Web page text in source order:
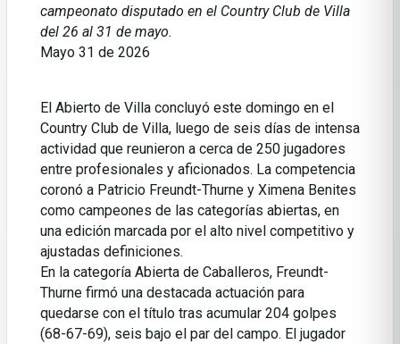
campeonato disputado en el Country Club de Villa
del 26 al 31 de mayo.
Mayo 31 de 2026
El Abierto de Villa concluyó este domingo en el
Country Club de Villa, luego de seis días de intensa
actividad que reunieron a cerca de 250 jugadores
entre profesionales y aficionados. La competencia
coronó a Patricio Freundt-Thurne y Ximena Benites
como campeones de las categorías abiertas, en
una edición marcada por el alto nivel competitivo y
ajustadas definiciones.
En la categoría Abierta de Caballeros, Freundt-
Thurne firmó una destacada actuación para
quedarse con el título tras acumular 204 golpes
(68-67-69), seis bajo el par del campo. El jugador